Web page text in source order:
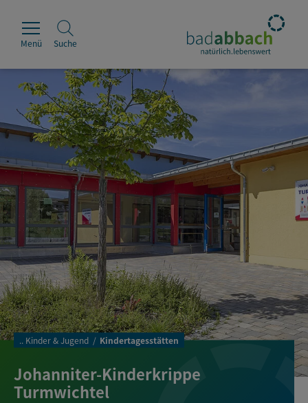
Rathaus
Erleben
Leben & Wohnen
Wirtschaft & Handel
Menü Suche
.. Kinder & Jugend Kindertagesstätten
Johanniter-Kinderkrippe
Turmwichtel